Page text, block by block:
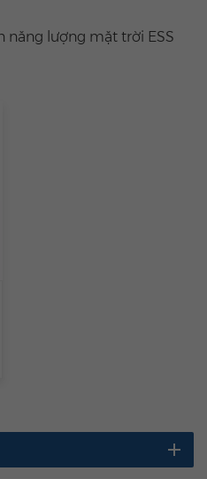
năng lượng mặt trời ESS